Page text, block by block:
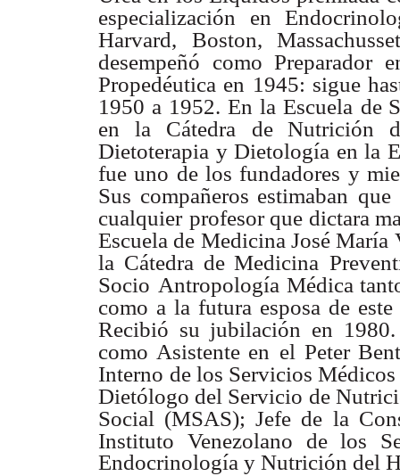
especialización en
Harvard,
Boston,
desempeñó como Preparador
Propedéutica en 1945: sigue
1950 a 1952. En la Escuela de
en la Cátedra
de Nutrición
Dietoterapia y Dietología en la
fue uno de los fundadores y
Sus compañeros estimaban
cualquier profesor que dictara
Escuela de Medicina José María
la Cátedra de Medicina
Socio Antropología Médica
como a la futura esposa de
Recibió su jubilación en 1980.
como Asistente en el Peter
Interno de los Servicios
Dietólogo del Servicio de
Social (MSAS); Jefe de la
Instituto
Venezolano de los
Endocrinología y Nutrición del